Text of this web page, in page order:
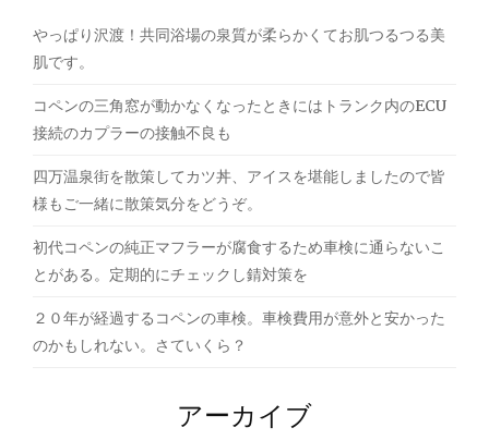
ョ
ン
やっぱり沢渡！共同浴場の泉質が柔らかくてお肌つるつる美
肌です。
コペンの三角窓が動かなくなったときにはトランク内のECU
接続のカプラーの接触不良も
四万温泉街を散策してカツ丼、アイスを堪能しましたので皆
様もご一緒に散策気分をどうぞ。
初代コペンの純正マフラーが腐食するため車検に通らないこ
とがある。定期的にチェックし錆対策を
２０年が経過するコペンの車検。車検費用が意外と安かった
のかもしれない。さていくら？
アーカイブ